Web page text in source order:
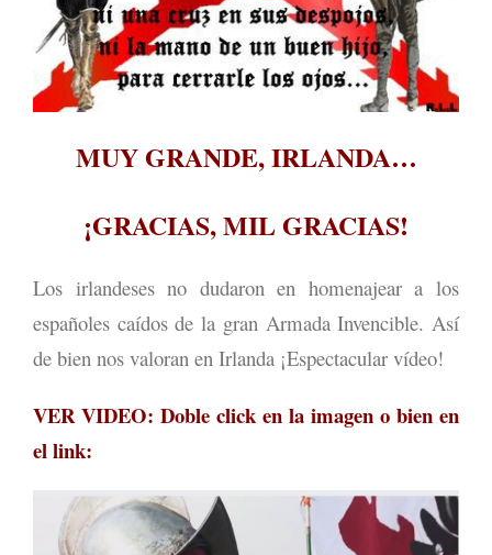
MUY GRANDE, IRLANDA…
¡GRACIAS, MIL GRACIAS!
Los irlandeses no dudaron en homenajear a los
españoles caídos de la gran Armada Invencible. Así
de bien nos valoran en Irlanda ¡Espectacular vídeo!
VER VIDEO: Doble click en la imagen o bien en
el link: